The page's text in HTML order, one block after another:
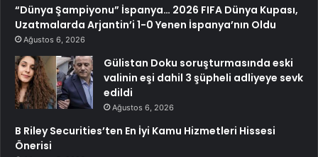
“Dünya Şampiyonu” İspanya… 2026 FIFA Dünya Kupası,
Uzatmalarda Arjantin’i 1-0 Yenen İspanya’nın Oldu
Ağustos 6, 2026
Gülistan Doku soruşturmasında eski
valinin eşi dahil 3 şüpheli adliyeye sevk
edildi
Ağustos 6, 2026
B Riley Securities’ten En İyi Kamu Hizmetleri Hissesi
Önerisi